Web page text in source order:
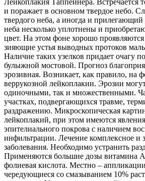
и поражает в основном твердое небо.
твердого неба, а иногда и прилегающий
неба несколько уплотнены и
цвет. На этом фоне хорошо
зияющие устья выводных протоков
Наличие таких узелков придает очагу
булыжной мостовой. Прогноз
эрозивная. Возникает, как правило, на
веррукозной лейкоплакии. Эрозии
одиночными, так и множественными.
участках, подвергающихся травме,
раздражению. Микроскопическая
лейкоплакий, при этом имеются
эпителиального покрова с наличием
инфильтрации. Лечение комплексное и
заболевания. Необходимо устранить
Применяются большие дозы витамина
фолиевая кислота. Местно –
чередующиеся со смазыванием 10%